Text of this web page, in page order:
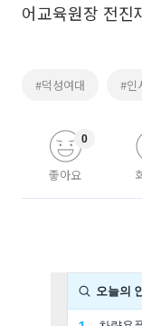
어교육원장 전
#덕성여대 #인
좋아요
0